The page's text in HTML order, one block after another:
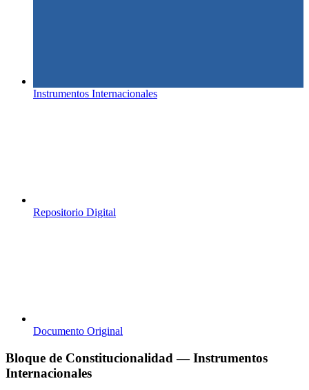
Instrumentos Internacionales
Repositorio Digital
Documento Original
Bloque de Constitucionalidad — Instrumentos
Internacionales